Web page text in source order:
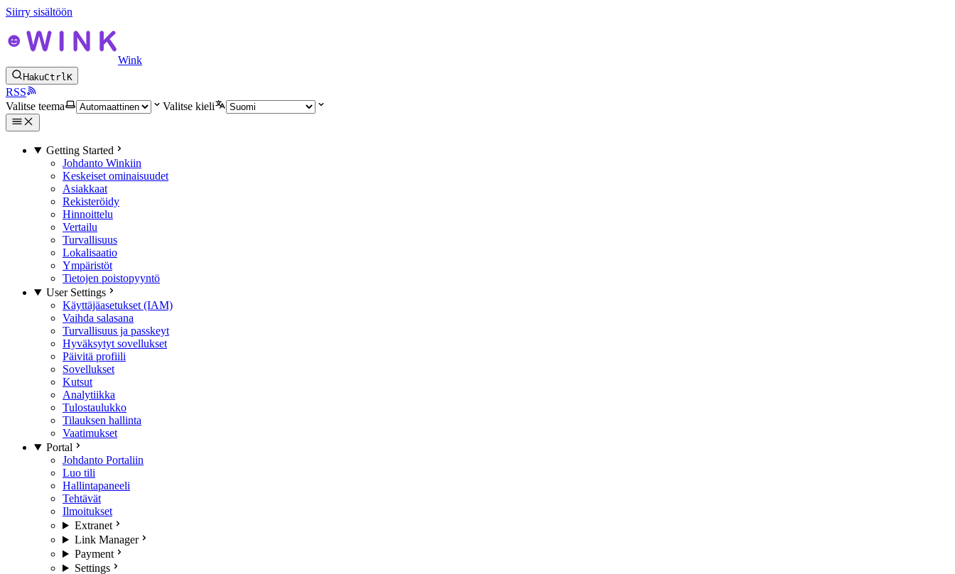
Siirry sisältöön
Wink
HakuCtrlK
RSS
Valitse teema
Valitse kieli
Getting Started
Johdanto Winkiin
Keskeiset ominaisuudet
Asiakkaat
Rekisteröidy
Hinnoittelu
Vertailu
Turvallisuus
Lokalisaatio
Ympäristöt
Tietojen poistopyyntö
User Settings
Käyttäjäasetukset (IAM)
Vaihda salasana
Turvallisuus ja passkeyt
Hyväksytyt sovellukset
Päivitä profiili
Sovellukset
Kutsut
Analytiikka
Tulostaulukko
Tilauksen hallinta
Vaatimukset
Portal
Johdanto Portaliin
Luo tili
Hallintapaneeli
Tehtävät
Ilmoitukset
Extranet
Link Manager
Payment
Settings